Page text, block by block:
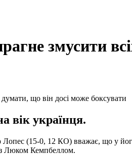
змусити
вік українця.
Лопес (15-0, 12 КО) вважає, що у
Люком Кемпбеллом.